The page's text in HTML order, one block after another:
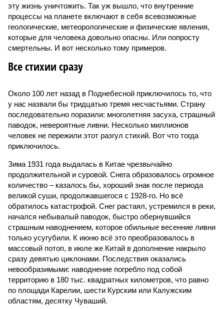
эту жизнь уничтожить. Так уж вышло, что внутренние
процессы на планете включают в себя всевозможные
геологические, метеорологические и физические явления,
которые для человека довольно опасны. Или попросту
смертельны. И вот несколько тому примеров.
Все стихии сразу
Около 100 лет назад в Поднебесной приключилось то, что
у нас назвали бы тридцатью тремя несчастьями. Страну
последовательно поразили: многолетняя засуха, страшный
паводок, невероятные ливни. Несколько миллионов
человек не пережили этот разгул стихий. Вот что тогда
приключилось.
Зима 1931 года выдалась в Китае чрезвычайно
продолжительной и суровой. Снега образовалось огромное
количество – казалось бы, хороший знак после периода
великой суши, продолжавшегося с 1928-го. Но всё
обратилось катастрофой. Снег растаял, устремился в реки,
начался небывалый паводок, быстро обернувшийся
страшным наводнением, которое обильные весенние ливни
только усугубили. К июню всё это преобразовалось в
массовый потоп, в июле же Китай в дополнение накрыло
сразу девятью циклонами. Последствия оказались
невообразимыми: наводнение погребло под собой
территорию в 180 тыс. квадратных километров, что равно
по площади Карелии, шести Курским или Калужским
областям, десятку Чуваший.